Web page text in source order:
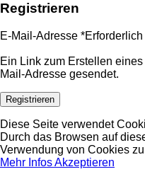
Registrieren
E-Mail-Adresse *Erforderlich
Ein Link zum Erstellen
Mail-Adresse gesendet.
Registrieren
Diese Seite verwendet
Durch das Browsen auf
Verwendung von Cookies
Mehr InfosAkzeptieren